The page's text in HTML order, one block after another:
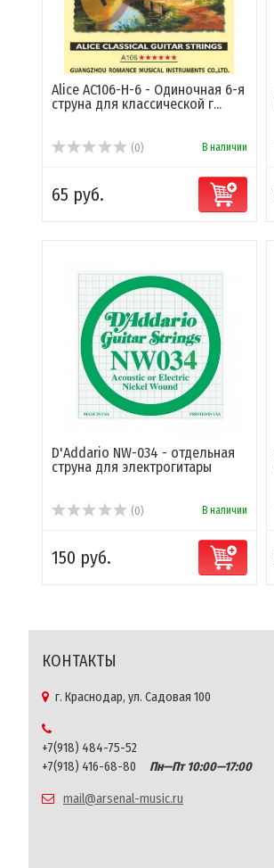
Alice AC106-H-6 - Одиночная 6-я
струна для классической г...
(0) В наличии
65 руб.
D'Addario NW-034 - отдельная
струна для электрогитары
(0) В наличии
150 руб.
КОНТАКТЫ
г. Краснодар, ул. Садовая 100
+7(918) 484-75-52
+7(918) 416-68-80
Пн—Пт 10:00—17:00
mail@arsenal-music.ru